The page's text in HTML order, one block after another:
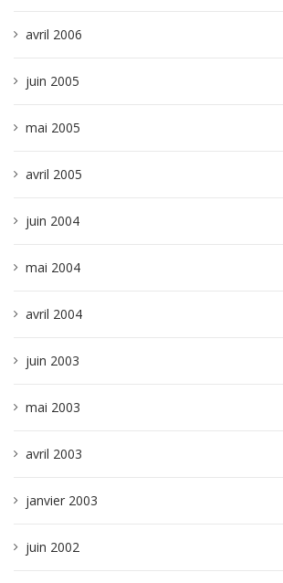
avril 2006
juin 2005
mai 2005
avril 2005
juin 2004
mai 2004
avril 2004
juin 2003
mai 2003
avril 2003
janvier 2003
juin 2002